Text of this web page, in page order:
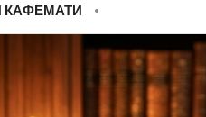
КАФЕМАТИ